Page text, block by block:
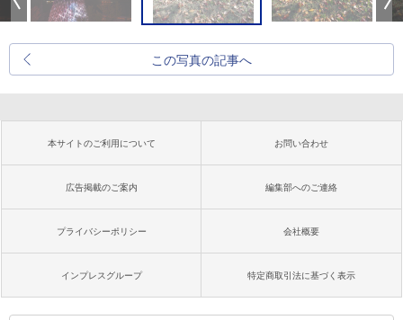
この写真の記事へ
本サイトのご利用について お問い合わせ
広告掲載のご案内 編集部へのご連絡
プライバシーポリシー 会社概要
インプレスグループ 特定商取引法に基づく表示